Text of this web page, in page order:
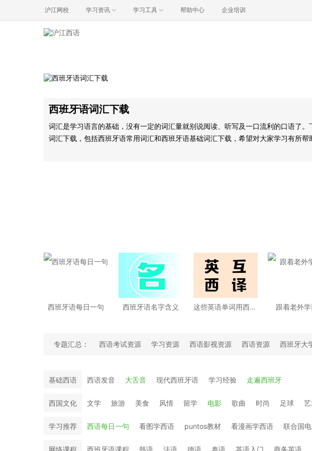
沪江网校 学习资讯 学习工具 帮助中心 企业培训
西班牙语词汇下载
词汇是学习语言的基础，没有一定的词汇量就别说阅读、听写及一口流利的口语了
词汇下载，包括西班牙语常用词汇和西班牙语基础词汇下载，希望对大家学习有所帮
西班牙语每日一句 西班牙语名字含义 这些英语单词用西班牙语怎么说？ 跟着老外
专题汇总： 西语考试资源 学习资源 西语影视资源 西语资源 西班牙大
基础西语 西语发音 大舌音 现代西班牙语 学习经验 走遍西班牙
西国文化 文学 旅游 美食 风情 留学 电影 歌曲 时尚 足球
学习推荐 西语每日一句 看图学西语 puntos教材 看漫画学西语 联合国
网络课程 西班牙语课程 韩语 法语 德语 泰语 英语入门 商务英语